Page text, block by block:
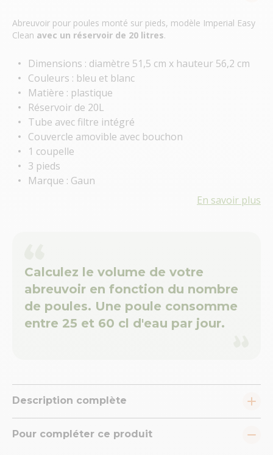
Abreuvoir pour poules monté sur pieds, modèle Imperial Easy
Clean avec un réservoir de 20 litres.
Dimensions : diamètre 51,5 cm x hauteur 56,2 cm
Couleurs : bleu et blanc
Matière : plastique
Réservoir de 20L
Tube avec filtre intégré
Couvercle amovible avec bouchon
1 coupelle
3 pieds
Marque : Gaun
En savoir plus
Calculez le volume de votre
abreuvoir en fonction du nombre
de poules. Une poule consomme
entre 25 et 60 cl d'eau par jour.
Description complète
Pour compléter ce produit